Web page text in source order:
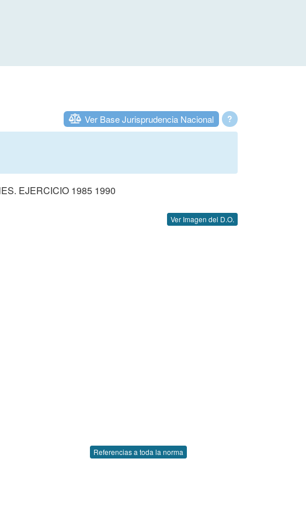
?
Ver Base Jurisprudencia Nacional
EJERCICIO 1985 1990
Ver Imagen del D.O.
Referencias a toda la norma